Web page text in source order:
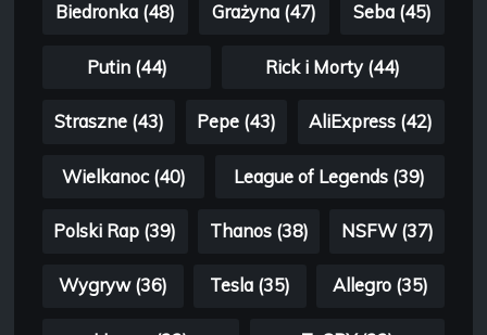
Biedronka (48) Grażyna (47) Seba (45)
Putin (44) Rick i Morty (44)
Straszne (43) Pepe (43) AliExpress (42)
Wielkanoc (40) League of Legends (39)
Polski Rap (39) Thanos (38) NSFW (37)
Wygryw (36) Tesla (35) Allegro (35)